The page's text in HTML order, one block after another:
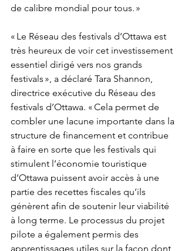
de calibre mondial pour tous. »
« Le Réseau des festivals d’Ottawa est
très heureux de voir cet investissement
essentiel dirigé vers nos grands
festivals », a déclaré Tara Shannon,
directrice exécutive du Réseau des
festivals d’Ottawa. « Cela permet de
combler une lacune importante dans la
structure de financement et contribue
à faire en sorte que les festivals qui
stimulent l’économie touristique
d’Ottawa puissent avoir accès à une
partie des recettes fiscales qu’ils
génèrent afin de soutenir leur viabilité
à long terme. Le processus du projet
pilote a également permis des
apprentissages utiles sur la façon dont